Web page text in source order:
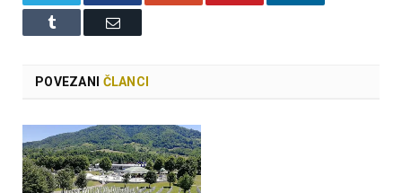
Tumblr Email
POVEZANI ČLANCI